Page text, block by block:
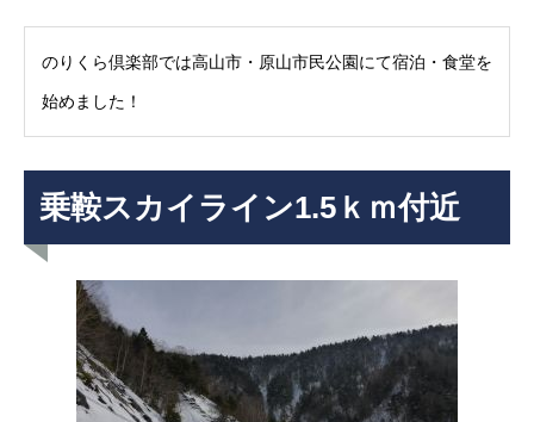
のりくら倶楽部では高山市・原山市民公園にて宿泊・食堂を
始めました！
乗鞍スカイライン1.5ｋｍ付近